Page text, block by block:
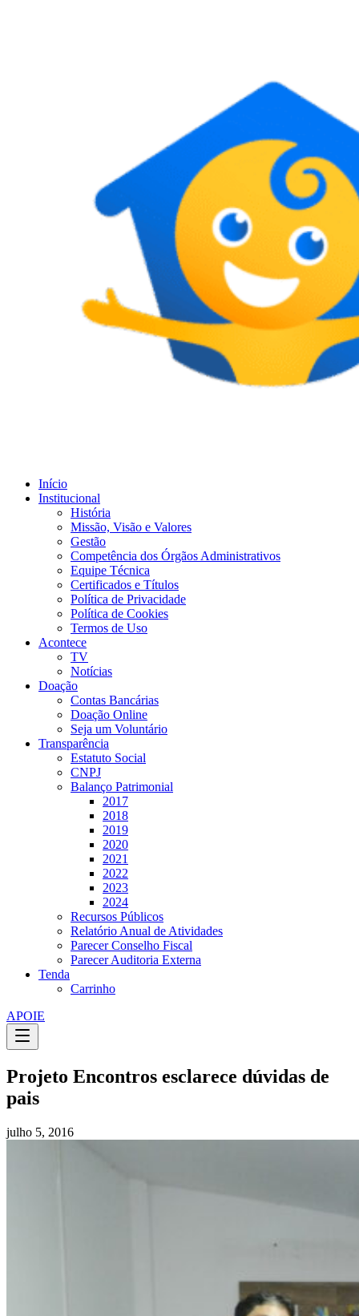
Início
Institucional
História
Missão, Visão e Valores
Gestão
Competência dos Órgãos Administrativos
Equipe Técnica
Certificados e Títulos
Política de Privacidade
Política de Cookies
Termos de Uso
Acontece
TV
Notícias
Doação
Contas Bancárias
Doação Online
Seja um Voluntário
Transparência
Estatuto Social
CNPJ
Balanço Patrimonial
2017
2018
2019
2020
2021
2022
2023
2024
Recursos Públicos
Relatório Anual de Atividades
Parecer Conselho Fiscal
Parecer Auditoria Externa
Tenda
Carrinho
APOIE
Projeto Encontros esclarece dúvidas de
pais
julho 5, 2016